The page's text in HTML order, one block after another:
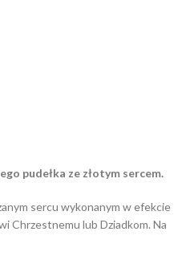
pudełka ze złotym sercem.
sercu wykonanym w efekcie
Chrzestnemu lub Dziadkom. Na